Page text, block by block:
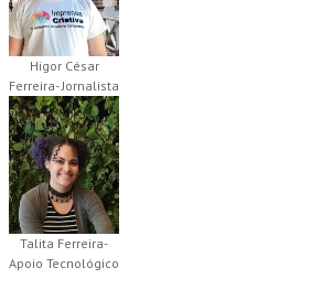
Higor César
Ferreira- Jornalista
Talita Ferreira-
Apoio Tecnológico